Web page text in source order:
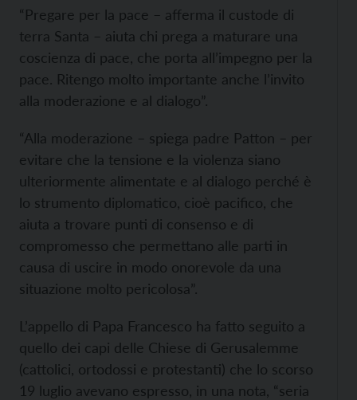
“Pregare per la pace – afferma il custode di
terra Santa – aiuta chi prega a maturare una
coscienza di pace, che porta all’impegno per la
pace. Ritengo molto importante anche l’invito
alla moderazione e al dialogo”.
“Alla moderazione – spiega padre Patton – per
evitare che la tensione e la violenza siano
ulteriormente alimentate e al dialogo perché è
lo strumento diplomatico, cioè pacifico, che
aiuta a trovare punti di consenso e di
compromesso che permettano alle parti in
causa di uscire in modo onorevole da una
situazione molto pericolosa”.
L’appello di Papa Francesco ha fatto seguito a
quello dei capi delle Chiese di Gerusalemme
(cattolici, ortodossi e protestanti) che lo scorso
19 luglio avevano espresso, in una nota, “seria